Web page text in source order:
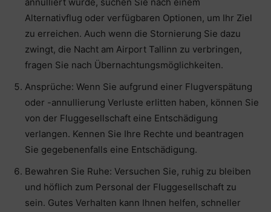
Alternativflug oder verfügbaren Optionen, um Ihr Ziel
zu erreichen. Auch wenn die Stornierung Sie dazu
zwingt, die Nacht am Airport Tallinn zu verbringen,
fragen Sie nach Übernachtungsmöglichkeiten.
Ansprüche: Wenn Sie aufgrund einer Flugverspätung
oder -annullierung Verluste erlitten haben, können Sie
von der Fluggesellschaft eine Entschädigung
verlangen. Kennen Sie Ihre Rechte und beantragen
Sie gegebenenfalls eine Entschädigung.
Bewahren Sie Ruhe: Versuchen Sie, ruhig zu bleiben
und höflich zum Personal der Fluggesellschaft zu
sein. Gutes Verhalten kann Ihnen helfen, schneller